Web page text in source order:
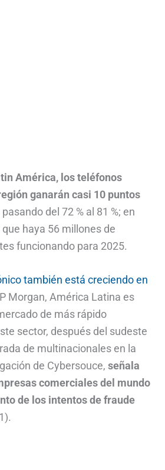
América, los teléfonos
ganarán casi 10 puntos
pasando del 72 % al 81 %; en
haya 56 millones de
funcionando para 2025.
también está creciendo en
Morgan, América Latina es
de más rápido
sector, después del sudeste
de multinacionales en la
de Cybersouce, señala
comerciales del mundo
de los intentos de fraude